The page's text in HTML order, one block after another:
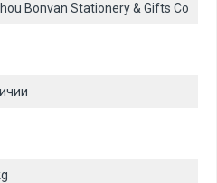
Bonvan Stationery & Gifts Co